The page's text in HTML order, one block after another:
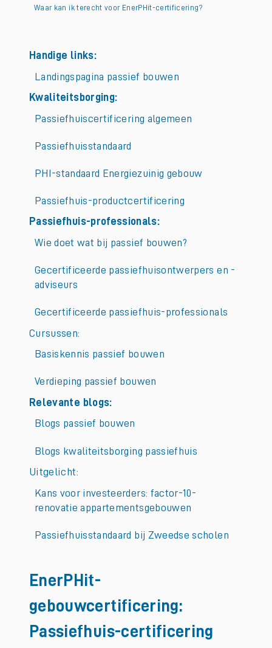
Waar kan ik terecht voor EnerPHit-certificering?
Handige links:
Landingspagina passief bouwen
Kwaliteitsborging:
Passiefhuiscertificering algemeen
Passiefhuisstandaard
PHI-standaard Energiezuinig gebouw
Passiefhuis-productcertificering
Passiefhuis-professionals:
Wie doet wat bij passief bouwen?
Gecertificeerde passiefhuisontwerpers en -
adviseurs
Gecertificeerde passiefhuis-professionals
Cursussen:
Basiskennis passief bouwen
Verdieping passief bouwen
Relevante blogs:
Blogs passief bouwen
Blogs kwaliteitsborging passiefhuis
Uitgelicht:
Kans voor investeerders: factor-10-
renovatie appartementsgebouwen
Passiefhuisstandaard bij Zweedse scholen
EnerPHit-
gebouwcertificering:
Passiefhuis-certificering